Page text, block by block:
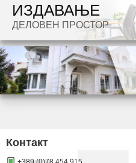
ИЗДАВАЊЕ
ДЕЛОВЕН ПРОСТОР
Контакт